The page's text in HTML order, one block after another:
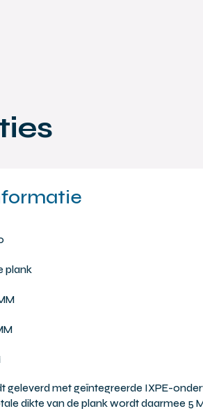
plank
geleverd met geïntegreerde IXPE-
dikte van de plank wordt daarmee 5